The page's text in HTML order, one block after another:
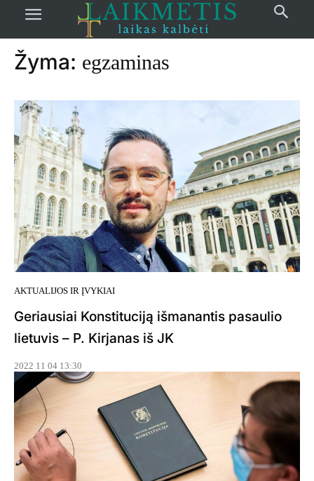
žymos Egzaminas
Žyma: egzaminas
AKTUALIJOS IR ĮVYKIAI
Geriausiai Konstituciją išmanantis pasaulio
lietuvis – P. Kirjanas iš JK
2022 11 04 13:30